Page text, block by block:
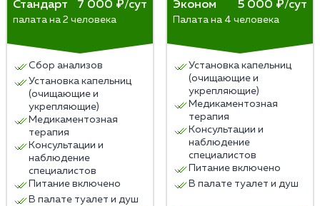
Стандарт 7 000 ₽/сут
палата на 2 человека
Сбор анализов
Установка капельниц
(очищающие и
укрепляющие)
Медикаментозная
терапия
Консультации и
наблюдение
специалистов
Питание включено
В палате туалет и душ
Эконом 5 000 ₽/сут
Палата на 4 человека
Установка капельниц
(очищающие и
укрепляющие)
Медикаментозная
терапия
Консультации и
наблюдение
специалистов
Питание включено
В палате туалет и душ